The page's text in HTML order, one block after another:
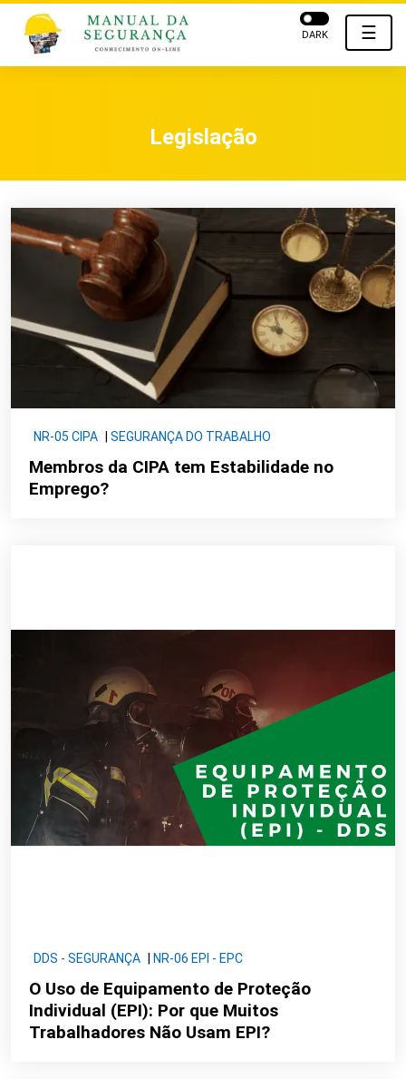
☰
DARK
Legislação
NR-05 CIPA SEGURANÇA DO TRABALHO
Membros da CIPA tem Estabilidade no
Emprego?
DDS - SEGURANÇA NR-06 EPI - EPC
O Uso de Equipamento de Proteção
Individual (EPI): Por que Muitos
Trabalhadores Não Usam EPI?